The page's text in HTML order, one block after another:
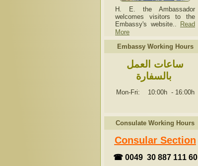
H. E. the Ambassador
welcomes visitors to the
Embassy's website..
Read
More
Embassy Working Hours
ساعات العمل
بالسفارة
Mon-Fri: 10:00h - 16:00h
Consulate Working Hours
Consular Section
☎ 0049 30 887 111 60